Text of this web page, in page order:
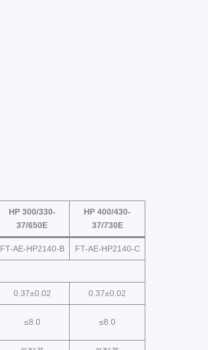
HP 300/330-
37/650E
HP 400/430-
37/730E
FT-AE-HP2140-B FT-AE-HP2140-C
0.37±0.02 0.37±0.02
≤8.0 ≤8.0